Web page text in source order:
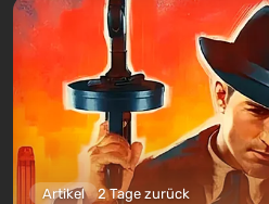
Artikel 2 Tage zurück